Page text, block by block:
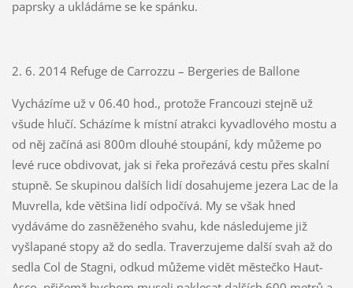
paprsky a ukládáme se ke spánku.
2. 6. 2014 Refuge de Carrozzu – Bergeries de Ballone
Vycházíme už v 06.40 hod., protože Francouzi stejně už
všude hlučí. Scházíme k místní atrakci kyvadlového mostu a
od něj začíná asi 800m dlouhé stoupání, kdy můžeme po
levé ruce obdivovat, jak si řeka prořezává cestu přes skalní
stupně. Se skupinou dalších lidí dosahujeme jezera Lac de la
Muvrella, kde většina lidí odpočívá. My se však hned
vydáváme do zasněženého svahu, kde následujeme již
vyšlapané stopy až do sedla. Traverzujeme další svah až do
sedla Col de Stagni, odkud můžeme vidět městečko Haut-